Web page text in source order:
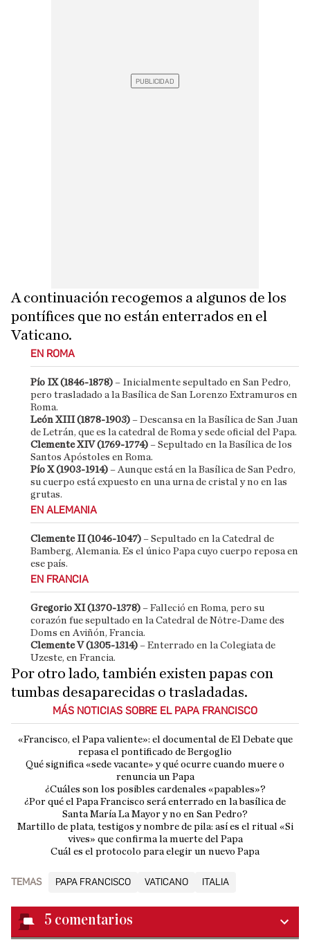
A continuación recogemos a algunos de los
pontífices que no están enterrados en el
Vaticano.
EN ROMA
Pío IX (1846-1878) – Inicialmente sepultado en San Pedro,
pero trasladado a la Basílica de San Lorenzo Extramuros en
Roma.
León XIII (1878-1903) – Descansa en la Basílica de San Juan
de Letrán, que es la catedral de Roma y sede oficial del Papa.
Clemente XIV (1769-1774) – Sepultado en la Basílica de los
Santos Apóstoles en Roma.
Pío X (1903-1914) – Aunque está en la Basílica de San Pedro,
su cuerpo está expuesto en una urna de cristal y no en las
grutas.
EN ALEMANIA
Clemente II (1046-1047) – Sepultado en la Catedral de
Bamberg, Alemania. Es el único Papa cuyo cuerpo reposa en
ese país.
EN FRANCIA
Gregorio XI (1370-1378) – Falleció en Roma, pero su
corazón fue sepultado en la Catedral de Nôtre-Dame des
Doms en Aviñón, Francia.
Clemente V (1305-1314) – Enterrado en la Colegiata de
Uzeste, en Francia.
Por otro lado, también existen papas con
tumbas desaparecidas o trasladadas.
MÁS NOTICIAS SOBRE EL PAPA FRANCISCO
«Francisco, el Papa valiente»: el documental de El Debate que
repasa el pontificado de Bergoglio
Qué significa «sede vacante» y qué ocurre cuando muere o
renuncia un Papa
¿Cuáles son los posibles cardenales «papables»?
¿Por qué el Papa Francisco será enterrado en la basílica de
Santa María La Mayor y no en San Pedro?
Martillo de plata, testigos y nombre de pila: así es el ritual «Si
vives» que confirma la muerte del Papa
Cuál es el protocolo para elegir un nuevo Papa
TEMAS PAPA FRANCISCO VATICANO ITALIA
5 comentarios